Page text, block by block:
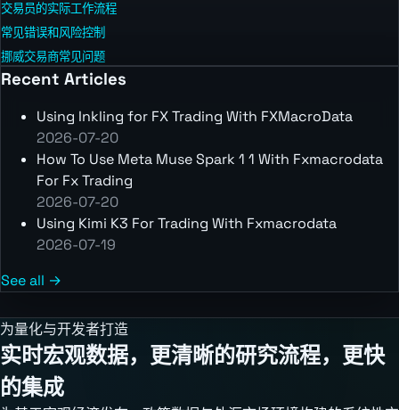
交易员的实际工作流程
常见错误和风险控制
挪威交易商常见问题
Recent Articles
Using Inkling for FX Trading With FXMacroData
2026-07-20
How To Use Meta Muse Spark 1 1 With Fxmacrodata
For Fx Trading
2026-07-20
Using Kimi K3 For Trading With Fxmacrodata
2026-07-19
See all →
为量化与开发者打造
实时宏观数据，更清晰的研究流程，更快
的集成